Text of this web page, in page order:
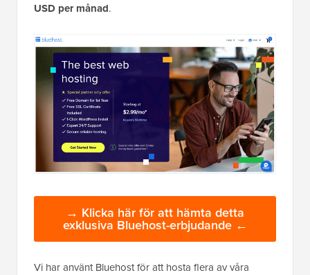
USD per månad.
→ Klicka här för att hämta detta
exklusiva Bluehost-erbjudande ←
Vi har använt Bluehost för att hosta flera av våra